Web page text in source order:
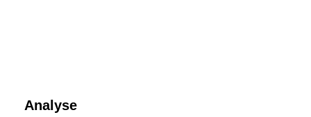
Analyse